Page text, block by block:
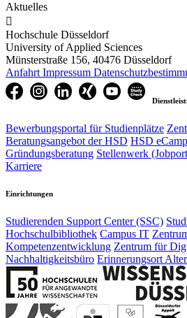
Aktuelles

Hochschule Düsseldorf
University of Applied Sciences
Münsterstraße 156, 40476 Düsseldorf
Anfahrt Impressum
Bewerbungsportal für Studienplätze
Beratungsangebot der HSD HSD
Gründungsberatung Stellenwerk
Karriere
Einrichtungen
Studierenden Support Center (SSC)
Hochschulbibliothek Campus IT
Kompetenzentwicklung Zentrum für
Nachhaltigkeitsbüro Erinnerungsort